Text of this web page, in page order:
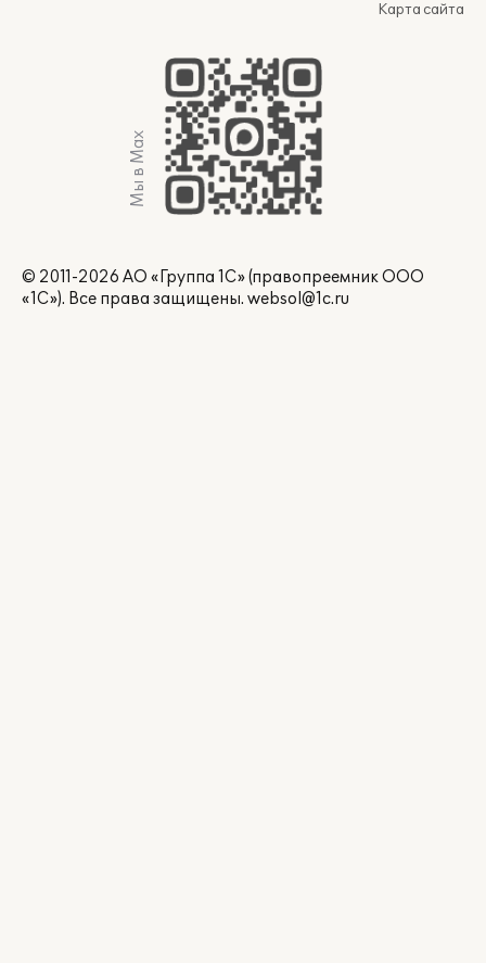
Карта сайта
Мы в Max
© 2011-2026 АО «Группа 1С» (правопреемник ООО
«1С»). Все права защищены. websol@1c.ru